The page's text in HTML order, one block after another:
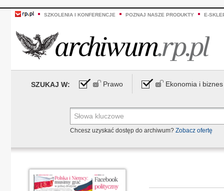
SZKOLENIA I KONFERENCJE POZNAJ NASZE PRODUKTY E-
SZUKAJ W: Prawo Ekonomia i biznes
Chcesz uzyskać dostęp do archiwum? Zobacz ofertę